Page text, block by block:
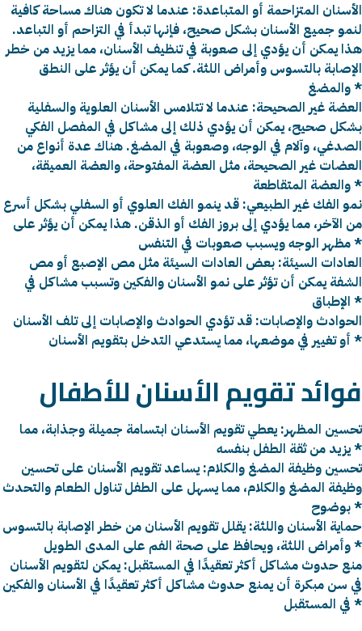
الأسنان المتزاحمة أو المتباعدة: عندما لا تكون هناك مساحة كافية
لنمو جميع الأسنان بشكل صحيح، فإنها تبدأ في التزاحم أو التباعد.
هذا يمكن أن يؤدي إلى صعوبة في تنظيف الأسنان، مما يزيد من خطر
الإصابة بالتسوس وأمراض اللثة. كما يمكن أن يؤثر على النطق
والمضغ *
العضة غير الصحيحة: عندما لا تتلامس الأسنان العلوية والسفلية
بشكل صحيح، يمكن أن يؤدي ذلك إلى مشاكل في المفصل الفكي
الصدغي، وآلام في الوجه، وصعوبة في المضغ. هناك عدة أنواع من
العضات غير الصحيحة، مثل العضة المفتوحة، والعضة العميقة،
والعضة المتقاطعة *
نمو الفك غير الطبيعي: قد ينمو الفك العلوي أو السفلي بشكل أسرع
من الآخر، مما يؤدي إلى بروز الفك أو الذقن. هذا يمكن أن يؤثر على
مظهر الوجه ويسبب صعوبات في التنفس *
العادات السيئة: بعض العادات السيئة مثل مص الإصبع أو مص
الشفة يمكن أن تؤثر على نمو الأسنان والفكين وتسبب مشاكل في
الإطباق *
الحوادث والإصابات: قد تؤدي الحوادث والإصابات إلى تلف الأسنان
أو تغيير في موضعها، مما يستدعي التدخل بتقويم الأسنان *
فوائد تقويم الأسنان للأطفال
تحسين المظهر: يعطي تقويم الأسنان ابتسامة جميلة وجذابة، مما
يزيد من ثقة الطفل بنفسه *
تحسين وظيفة المضغ والكلام: يساعد تقويم الأسنان على تحسين
وظيفة المضغ والكلام، مما يسهل على الطفل تناول الطعام والتحدث
بوضوح *
حماية الأسنان واللثة: يقلل تقويم الأسنان من خطر الإصابة بالتسوس
وأمراض اللثة، ويحافظ على صحة الفم على المدى الطويل *
منع حدوث مشاكل أكثر تعقيدًا في المستقبل: يمكن لتقويم الأسنان
في سن مبكرة أن يمنع حدوث مشاكل أكثر تعقيدًا في الأسنان والفكين
في المستقبل *